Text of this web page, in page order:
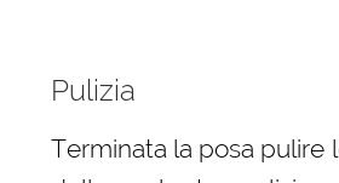
Pulizia
Terminata la posa pulire